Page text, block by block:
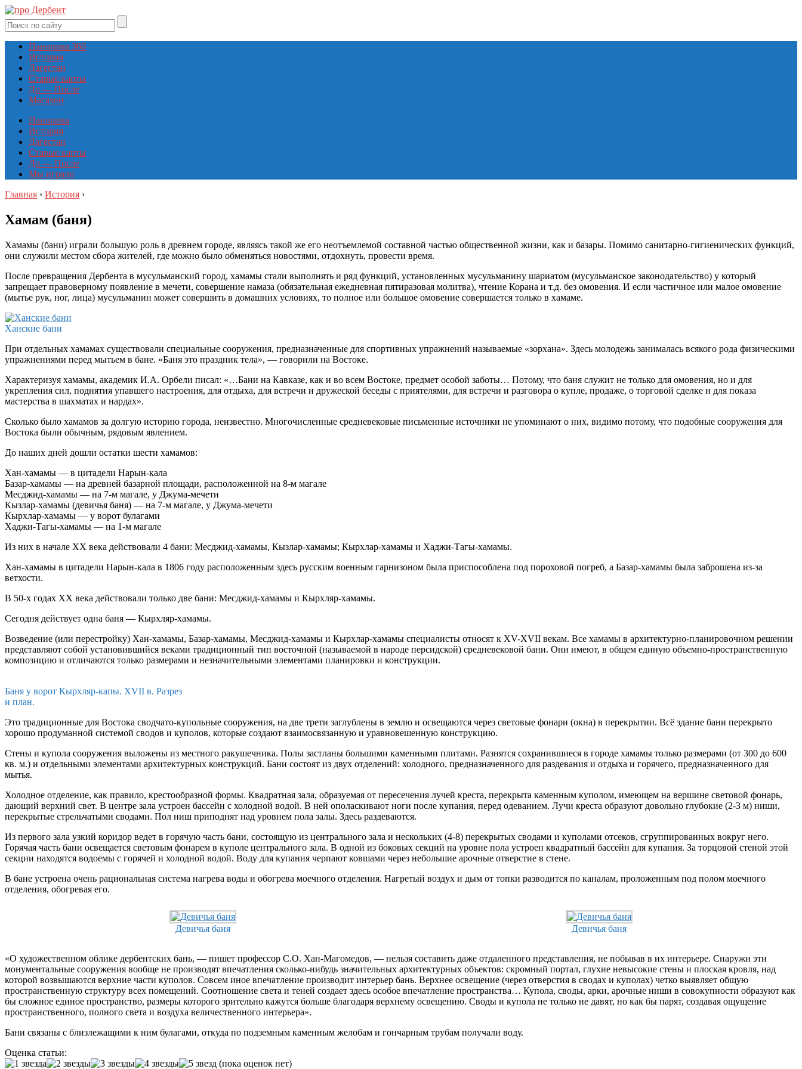
Панорама 360
История
Дагестан
Старые карты
До — После
Магазин
Панорама
История
Дагестан
Старые карты
До — После
Мы играли
Главная › История ›
Хамам (баня)
Хамамы (бани) играли большую роль в древнем городе, являясь такой же его неотъемлемой составной частью общественной жизни, как и базары. Помимо санитарно-гигиенических функций,
они служили местом сбора жителей, где можно было обменяться новостями, отдохнуть, провести время.
После превращения Дербента в мусульманский город, хамамы стали выполнять и ряд функций, установленных мусульманину шариатом (мусульманское законодательство) у который
запрещает правоверному появление в мечети, совершение намаза (обязательная ежедневная пятиразовая молитва), чтение Корана и т.д. без омовения. И если частичное или малое омовение
(мытье рук, ног, лица) мусульманин может совершить в домашних условиях, то полное или большое омовение совершается только в хамаме.
Ханские бани
При отдельных хамамах существовали специальные сооружения, предназначенные для спортивных упражнений называемые «зорхана». Здесь молодежь занималась всякого рода физическими
упражнениями перед мытьем в бане. «Баня это праздник тела», — говорили на Boстоке.
Характеризуя хамамы, академик И.А. Орбели писал: «…Бани на Кавказе, как и во всем Востоке, предмет особой заботы… Потому, что баня служит не только для омовения, но и для
укрепления сил, поднятия упавшего настроения, для отдыха, для встречи и дружеской беседы с приятелями, для встречи и разговора о купле, продаже, о торговой сделке и для показа
мастерства в шахматах и нардах».
Сколько было хамамов за долгую историю города, неизвестно. Многочисленные средневековые письменные источники не упоминают о них, видимо потому, что подобные сооружения для
Востока были обычным, рядовым явлением.
До наших дней дошли остатки шести хамамов:
Хан-хамамы — в цитадели Нарын-кала
Базар-хамамы — на древней базарной площади, расположенной на 8-м магале
Месджид-хамамы — на 7-м магале, у Джума-мечети
Кызлар-хамамы (девичья баня) — на 7-м магале, у Джума-мечети
Кырхлар-хамамы — у ворот булагами
Хаджи-Тагы-хамамы — на 1-м магале
Из них в начале XX века действовали 4 бани: Месджид-хамамы, Кызлар-хамамы; Кырхлар-хамамы и Хаджи-Тагы-хамамы.
Хан-хамамы в цитадели Нарын-кала в 1806 году расположенным здесь русским военным гарнизоном была приспособлена под пороховой погреб, а Базар-хамамы была заброшена из-за
ветхости.
В 50-х годах XX века действовали только две бани: Месджид-хамамы и Кырхляр-хамамы.
Сегодня действует одна баня — Кырхляр-хамамы.
Возведение (или перестройку) Хан-хамамы, Базар-хамамы, Месджид-хамамы и Кырхлар-хамамы специалисты относят к XV-XVII векам. Все хамамы в архитектурно-планировочном решении
представляют собой установившийся веками традиционный тип восточной (называемой в народе персидской) средневековой бани. Они имеют, в общем единую объемно-пространственную
композицию и отличаются только размерами и незначительными элементами планировки и конструкции.
Баня у ворот Кырхляр-капы. XVII в. Разрез
и план.
Это традиционные для Востока сводчато-купольные сооружения, на две трети заглублены в землю и освещаются через световые фонари (окна) в перекрытии. Всё здание бани перекрыто
хорошо продуманной системой сводов и куполов, которые создают взаимосвязанную и уравновешенную конструкцию.
Стены и купола сооружения выложены из местного ракушечника. Полы застланы большими каменными плитами. Разнятся сохранившиеся в городе хамамы только размерами (от 300 до 600
кв. м.) и отдельными элементами архитектурных конструкций. Бани состоят из двух отделений: холодного, предназначенного для раздевания и отдыха и горячего, предназначенного для
мытья.
Холодное отделение, как правило, крестообразной формы. Квадратная зала, образуемая от пересечения лучей креста, перекрыта каменным куполом, имеющем на вершине световой фонарь,
дающий верхний свет. В центре зала устроен бассейн с холодной водой. В ней ополаскивают ноги после купания, перед одеванием. Лучи креста образуют довольно глубокие (2-3 м) ниши,
перекрытые стрельчатыми сводами. Пол ниш приподнят над уровнем пола залы. Здесь раздеваются.
Из первого зала узкий коридор ведет в горячую часть бани, состоящую из центрального зала и нескольких (4-8) перекрытых сводами и куполами отсеков, сгруппированных вокруг него.
Горячая часть бани освещается световым фонарем в куполе центрального зала. В одной из боковых секций на уровне пола устроен квадратный бассейн для купания. За торцовой стеной этой
секции находятся водоемы с горячей и холодной водой. Воду для купания черпают ковшами через небольшие арочные отверстие в стене.
В бане устроена очень рациональная система нагрева воды и обогрева моечного отделения. Нагретый воздух и дым от топки разводится по каналам, проложенным под полом моечного
отделения, обогревая его.
Девичья баня Девичья баня
«О художественном облике дербентских бань, — пишет профессор С.О. Хан-Магомедов, — нельзя составить даже отдаленного представления, не побывав в их интерьере. Снаружи эти
монументальные сооружения вообще не производят впечатления сколько-нибудь значительных архитектурных объектов: скромный портал, глухие невысокие стены и плоская кровля, над
которой возвышаются верхние части куполов. Совсем иное впечатление производит интерьер бань. Верхнее освещение (через отверстия в сводах и куполах) четко выявляет общую
пространственную структуру всех помещений. Соотношение света и теней создает здесь особое впечатление пространства… Купола, своды, арки, арочные ниши в совокупности образуют как
бы сложное единое пространство, размеры которого зрительно кажутся больше благодаря верхнему освещению. Своды и купола не только не давят, но как бы парят, создавая ощущение
пространственного, полного света и воздуха величественного интерьера».
Бани связаны с близлежащими к ним булагами, откуда по подземным каменным желобам и гончарным трубам получали воду.
Оценка статьи:
(пока оценок нет)